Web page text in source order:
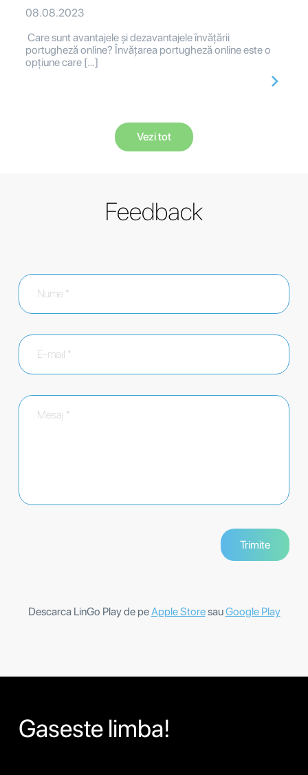
08.08.2023
Care sunt avantajele și dezavantajele învățării
portugheză online? Învățarea portugheză online este o
opțiune care […]
Vezi tot
Feedback
Descarca LinGo Play de peApple StoresauGoogle Play
Gaseste limba!